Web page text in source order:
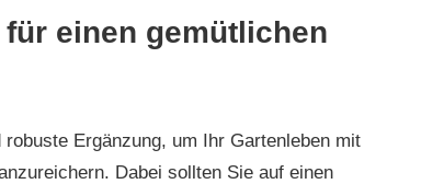
einen gemütlichen
Ergänzung, um Ihr Gartenleben mit
Dabei sollten Sie auf einen